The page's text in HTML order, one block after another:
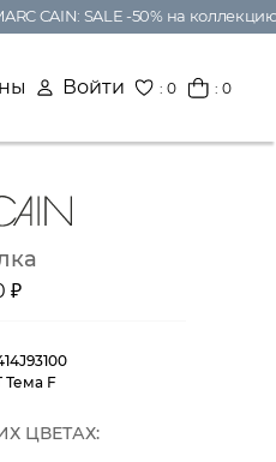
CAIN: SALE -50% на коллекцию
Войти :0 : 0
₽
Тема F
ЦВЕТАХ: